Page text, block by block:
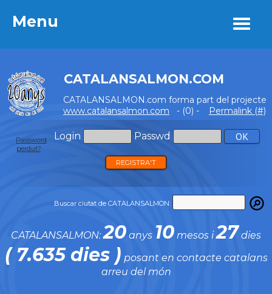
Menu
CATALANSALMON.COM
CATALANSALMON.com forma part del projecte
www.catalansalmon.com - (0) - Permalink (#)
Login Passwd
Password
perdut?
REGISTRA'T
Buscar ciutat de CATALANSALMON:
CATALANSALMON:20 anys 10 mesos i27 dies
( 7.635 dies ) posant en contacte catalans
arreu del món
Menu